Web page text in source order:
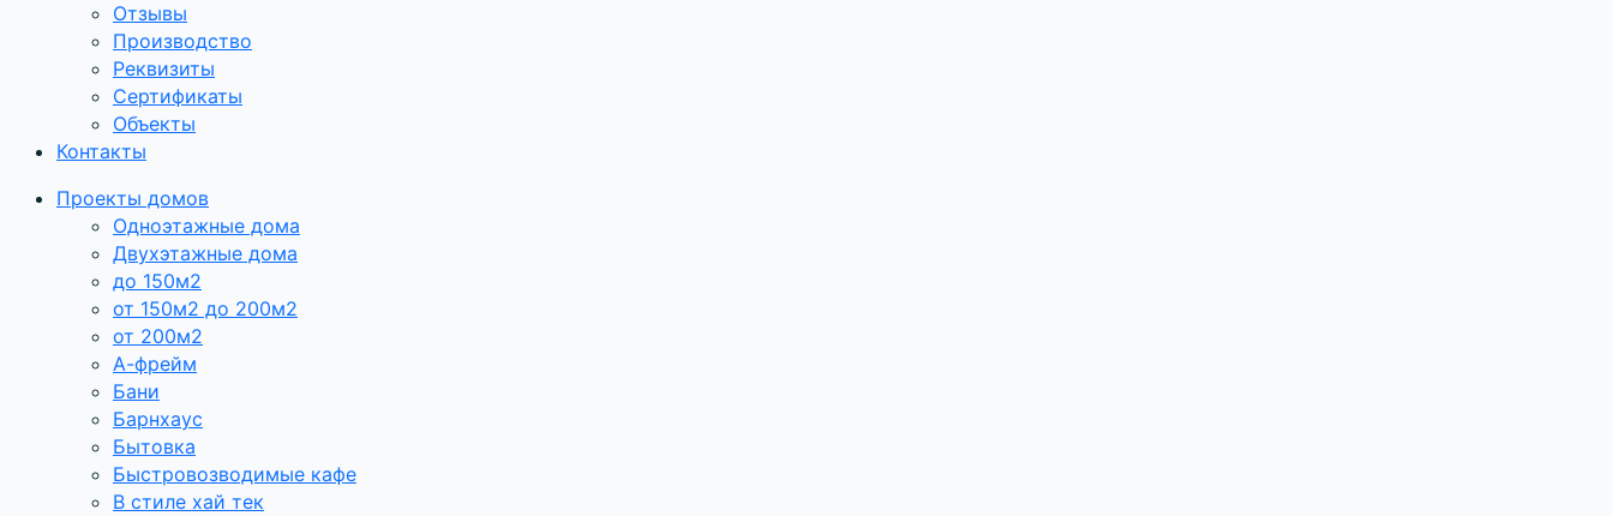
Отзывы
Производство
Реквизиты
Сертификаты
Объекты
Контакты
Проекты домов
Одноэтажные дома
Двухэтажные дома
до 150м2
от 150м2 до 200м2
от 200м2
А-фрейм
Бани
Барнхаус
Бытовка
Быстровозводимые кафе
В стиле хай тек